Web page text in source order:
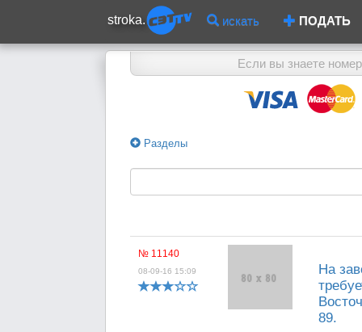
stroka. искать ПОДАТЬ
Если вы знаете
Разделы
№ 11140
08-09-16 15:09
На
89.